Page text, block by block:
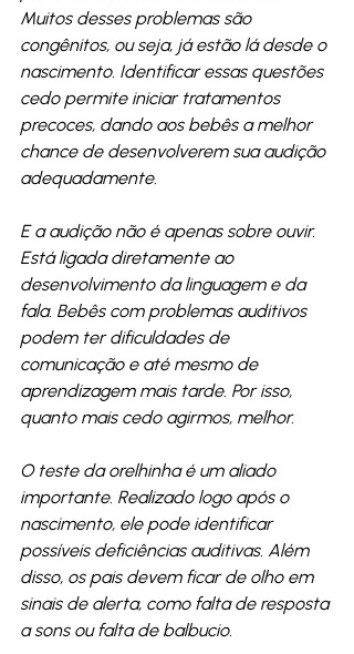
Muitos desses problemas são
congênitos, ou seja, já estão lá desde o
nascimento. Identificar essas questões
cedo permite iniciar tratamentos
precoces, dando aos bebês a melhor
chance de desenvolverem sua audição
adequadamente.
E a audição não é apenas sobre ouvir.
Está ligada diretamente ao
desenvolvimento da linguagem e da
fala. Bebês com problemas auditivos
podem ter dificuldades de
comunicação e até mesmo de
aprendizagem mais tarde. Por isso,
quanto mais cedo agirmos, melhor.
O teste da orelhinha é um aliado
importante. Realizado logo após o
nascimento, ele pode identificar
possíveis deficiências auditivas. Além
disso, os pais devem ficar de olho em
sinais de alerta, como falta de resposta
a sons ou falta de balbucio.